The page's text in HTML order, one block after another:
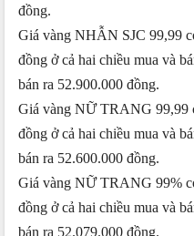
đồng.
Giá vàng NHẪN SJC 99,99
đồng ở cả hai chiều mua và
bán ra 52.900.000 đồng.
Giá vàng NỮ TRANG 99,99
đồng ở cả hai chiều mua và
bán ra 52.600.000 đồng.
Giá vàng NỮ TRANG 99%
đồng ở cả hai chiều mua và
bán ra 52.079.000 đồng.